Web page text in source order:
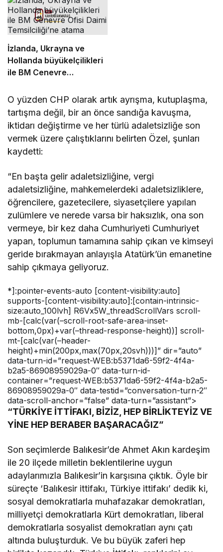
tartışmasına neden oldu
İzlanda, Ukrayna ve
Hollanda büyükelçilikleri
ile BM Cenevre
atama
O yüzden CHP olarak artık ayrışma, kutuplaşma,
tartışma değil, bir an önce sandığa kavuşma,
iktidarı değiştirme ve her türlü adaletsizliğe son
vermek üzere çalıştıklarını belirten Özel, şunları
kaydetti:
“En başta gelir adaletsizliğine, vergi
adaletsizliğine, mahkemelerdeki adaletsizliklere,
öğrencilere, gazetecilere, siyasetçilere yapılan
zulümlere ve nerede varsa bir haksızlık, ona son
vermeye, bir kez daha Cumhuriyeti Cumhuriyet
yapan, toplumun tamamına sahip çıkan ve kimseyi
geride bırakmayan anlayışla Atatürk’ün emanetine
sahip çıkmaya geliyoruz.
*]:pointer-events-auto [content-visibility:auto]
supports-[content-visibility:auto]:[contain-intrinsic-
size:auto_100lvh] R6Vx5W_threadScrollVars scroll-
mb-[calc(var(–scroll-root-safe-area-inset-
bottom,0px)+var(–thread-response-height))] scroll-
mt-[calc(var(–header-
height)+min(200px,max(70px,20svh)))]” dir=”auto”
data-turn-id=”request-WEB:b5371da6-59f2-4f4a-
b2a5-86908959029a-0″ data-turn-id-
container=”request-WEB:b5371da6-59f2-4f4a-b2a5-
86908959029a-0″ data-testid=”conversation-turn-2″
data-scroll-anchor=”false” data-turn=”assistant”>
“TÜRKİYE İTTİFAKI, BİZİZ, HEP BİRLİKTEYİZ VE
YİNE HEP BERABER BAŞARACAĞIZ”
Son seçimlerde Balıkesir’de Ahmet Akın kardeşim
ile 20 ilçede milletin beklentilerine uygun
adaylarımızla Balıkesir’in karşısına çıktık. Öyle bir
süreçte ‘Balıkesir ittifakı, Türkiye ittifakı’ dedik ki,
sosyal demokratlarla muhafazakar demokratları,
milliyetçi demokratlarla Kürt demokratları, liberal
demokratlarla sosyalist demokratları aynı çatı
altında buluşturduk. Ve bu büyük zaferi hep